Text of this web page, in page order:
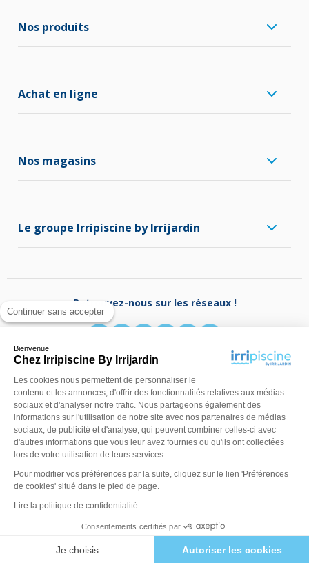
Continuer sans accepter
Bienvenue
Chez Irripiscine By Irrijardin
Les cookies nous permettent de personnaliser le
contenu et les annonces, d'offrir des fonctionnalités relatives aux médias
sociaux et d'analyser notre trafic. Nous partageons également des
informations sur l'utilisation de notre site avec nos partenaires de médias
sociaux, de publicité et d'analyse, qui peuvent combiner celles-ci avec
d'autres informations que vous leur avez fournies ou qu'ils ont collectées
lors de votre utilisation de leurs services
Pour modifier vos préférences par la suite, cliquez sur le lien 'Préférences
de cookies' situé dans le pied de page.
Lire la politique de confidentialité
Consentements certifiés par
Je choisis Autoriser les cookies
Nos produits
Achat en ligne
Nos magasins
Le groupe Irripiscine by Irrijardin
Retrouvez-nous sur les réseaux !
Besoin d'aide ?
0970 818 918
(appel non surtaxé)
Du lundi au vendredi de9 h - 13 hà14 h - 18 h ou
contactez-nous vianotre formulaire
Conditions générales de ventes Mentions